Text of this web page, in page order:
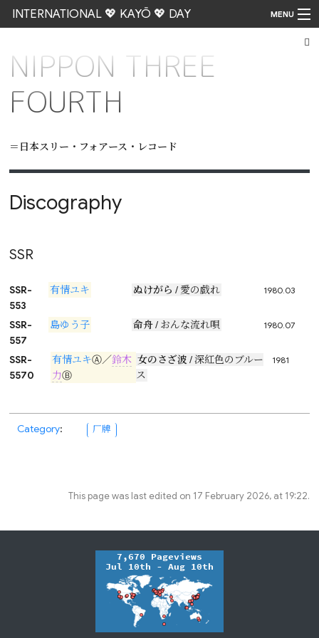
INTERNATIONAL 💖 KAYŌ 💖 DAY MENU
NIPPON THREE
FOURTH
＝ 日本スリー・フォアース・レコード
Discography
SSR
SSR-
553
有情ユキ ぬけがら / 愛の戯れ 1980.03
SSR-
557
島ゆう子 命舟/ おんな流れ唄 1980.07
SSR-
5570
有情ユキⒶ／鈴木
力Ⓑ
女のさざ波 / 深紅色のブルー
ス
1981
Category: 厂牌
This page was last edited on 17 February 2026, at 19:22.